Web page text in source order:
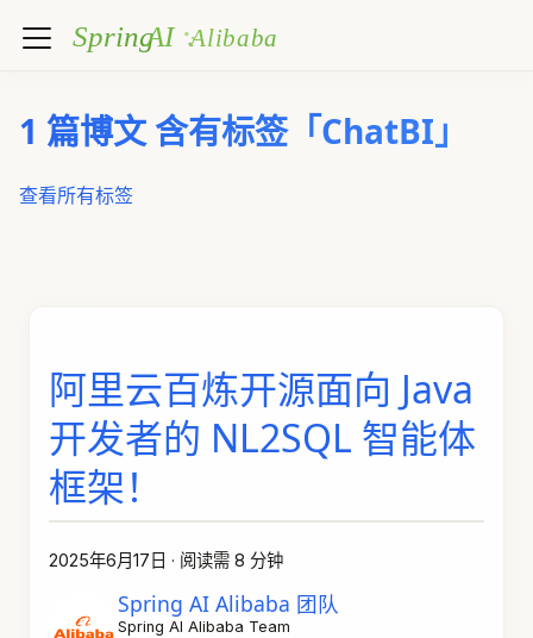
1 篇博文 含有标签「ChatBI」
查看所有标签
阿里云百炼开源面向 Java
开发者的 NL2SQL 智能体
框架！
2025年6月17日 · 阅读需 8 分钟
Spring AI Alibaba 团队
Spring AI Alibaba Team